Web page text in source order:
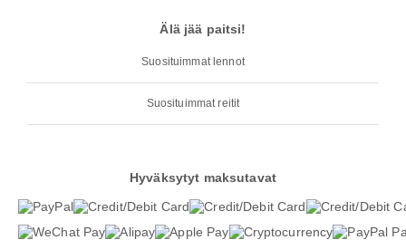
Älä jää paitsi!
Suosituimmat lennot
Suosituimmat reitit
Hyväksytyt maksutavat